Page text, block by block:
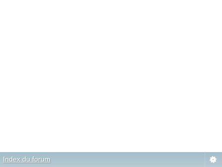
Index du forum